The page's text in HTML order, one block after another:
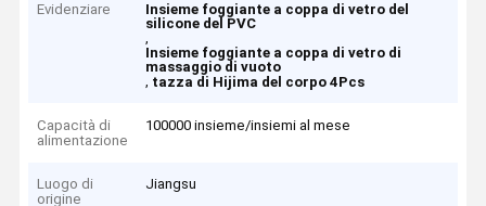
Evidenziare
Insieme foggiante a coppa di vetro del
silicone del PVC
,
Insieme foggiante a coppa di vetro di
massaggio di vuoto
, tazza di Hijima del corpo 4Pcs
Capacità di
alimentazione
100000 insieme/insiemi al mese
Luogo di
origine
Jiangsu